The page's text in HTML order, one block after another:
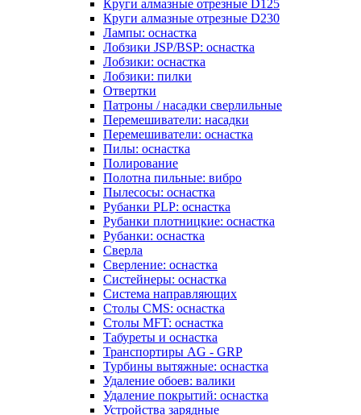
Круги алмазные отрезные D125
Круги алмазные отрезные D230
Лампы: оснастка
Лобзики JSP/BSP: оснастка
Лобзики: оснастка
Лобзики: пилки
Отвертки
Патроны / насадки сверлильные
Перемешиватели: насадки
Перемешиватели: оснастка
Пилы: оснастка
Полирование
Полотна пильные: вибро
Пылесосы: оснастка
Рубанки PLP: оснастка
Рубанки плотницкие: оснастка
Рубанки: оснастка
Сверла
Сверление: оснастка
Систейнеры: оснастка
Система направляющих
Столы CMS: оснастка
Столы MFT: оснастка
Табуреты и оснастка
Транспортиры AG - GRP
Турбины вытяжные: оснастка
Удаление обоев: валики
Удаление покрытий: оснастка
Устройства зарядные